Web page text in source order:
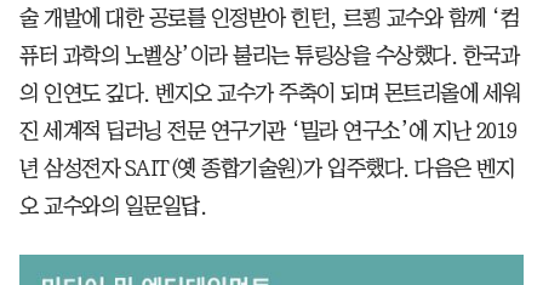
술 개발에 대한 공로를 인정받아 힌턴, 르쾽 교수와 함께 ‘컴
퓨터 과학의 노벨상’이라 불리는 튜링상을 수상했다. 한국과
의 인연도 깊다. 벤지오 교수가 주축이 되며 몬트리올에 세워
진 세계적 딥러닝 전문 연구기관 ‘밀라 연구소’에 지난 2019
년 삼성전자 SAIT(옛 종합기술원)가 입주했다. 다음은 벤지
오 교수와의 일문일답.